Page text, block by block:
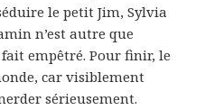
le petit Jim, Sylvia
n’est autre que
empêtré. Pour finir, le
car visiblement
sérieusement.